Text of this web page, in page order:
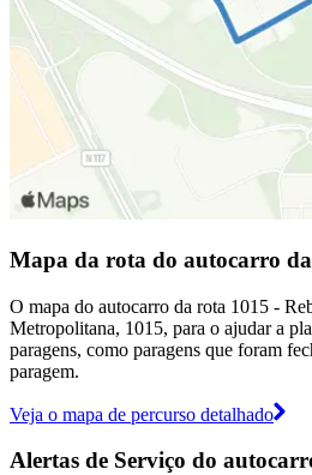
Mapa da rota do autocarro
O mapa do autocarro da rota 1015 -
Metropolitana, 1015, para o ajudar a
paragens, como paragens que foram
paragem.
Veja o mapa de percurso detalhado
Alertas de Serviço do